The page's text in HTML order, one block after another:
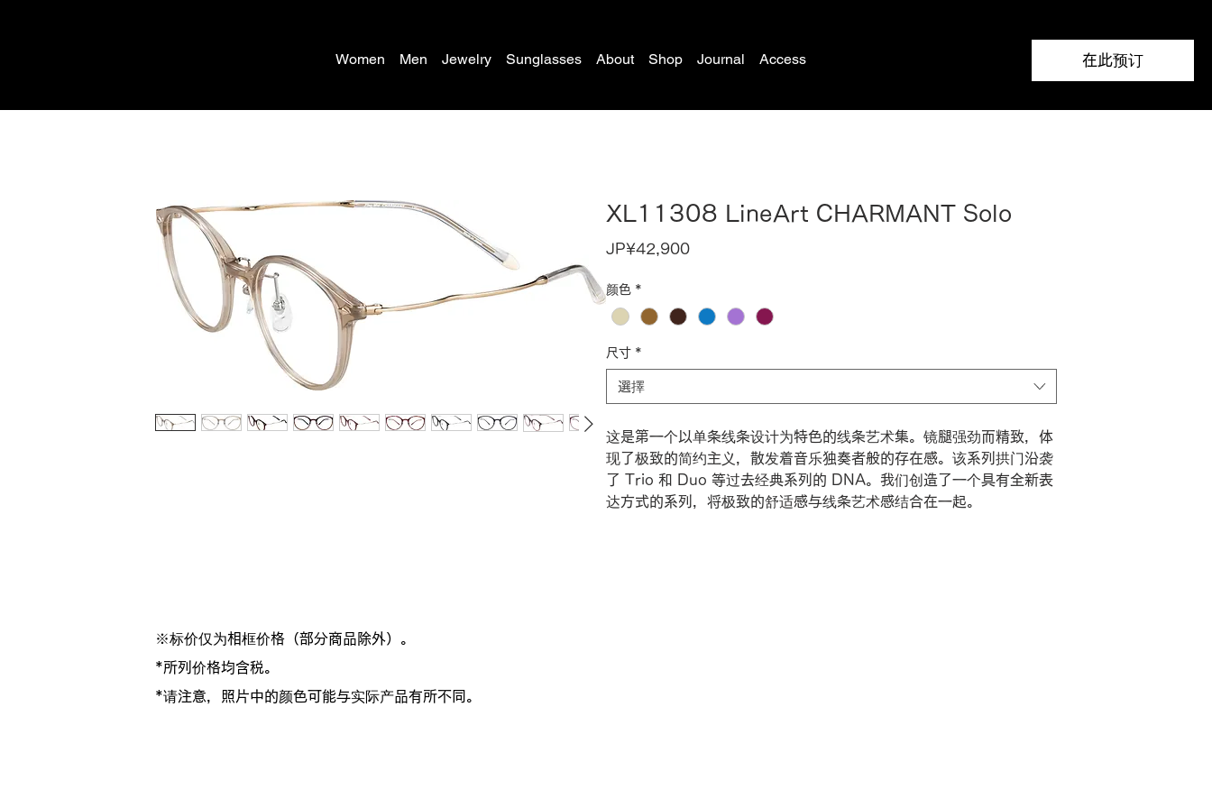
Women Men Jewelry Sunglasses About Shop Journal Access 在此预订
XL11308 LineArt CHARMANT Solo
JP¥42,900價
颜色 *
尺寸 *
選擇
这是第一个以单条线条设计为特色的线条艺术集。 镜腿强劲而精致，体
现了极致的简约主义，散发着音乐独奏者般的存在感。该系列拱门沿袭
了 Trio 和 Duo 等过去经典系列的 DNA。 我们创造了一个具有全新表
达方式的系列，将极致的舒适感与线条艺术感结合在一起。
※标价仅为相框价格（部分商品除外）。
*所列价格均含税。
*请注意，照片中的颜色可能与实际产品有所不同。